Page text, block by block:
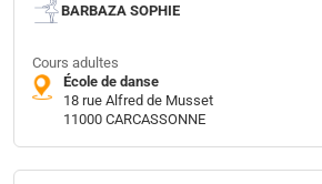
BARBAZA SOPHIE
Cours adultes
École de danse
18 rue Alfred de Musset
11000 CARCASSONNE